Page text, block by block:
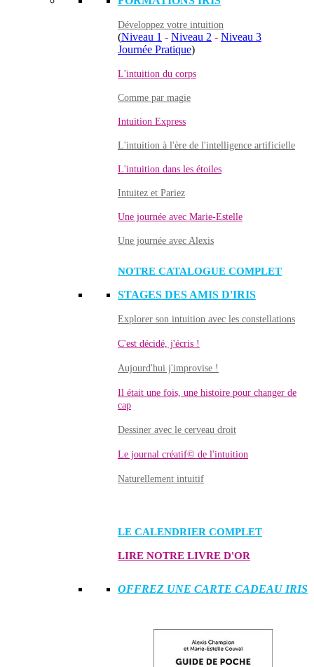
Développez votre intuition
(Niveau 1 - Niveau 2 - Niveau 3
Journée Pratique)
L'intuition du corps
Comme par magie
Intuition Express
L'intuition à l'ère de l'intelligence artificielle
L'intuition dans les étoiles
Intuitez et Pariez
Une journée avec Marie-Estelle
Une journée avec Alexis
NOTRE CATALOGUE COMPLET
STAGES DES AMIS D'IRIS
Explorer son intuition avec les constellations
C'est décidé, j'écris !
Aujourd'hui j'improvise !
Il était une fois, une histoire pour changer de
cap
Dessiner avec le cerveau droit
Le journal créatif© de l'intuition
Naturellement intuitif
LE CALENDRIER COMPLET
LIRE NOTRE LIVRE D'OR
OFFREZ UNE CARTE CADEAU IRIS